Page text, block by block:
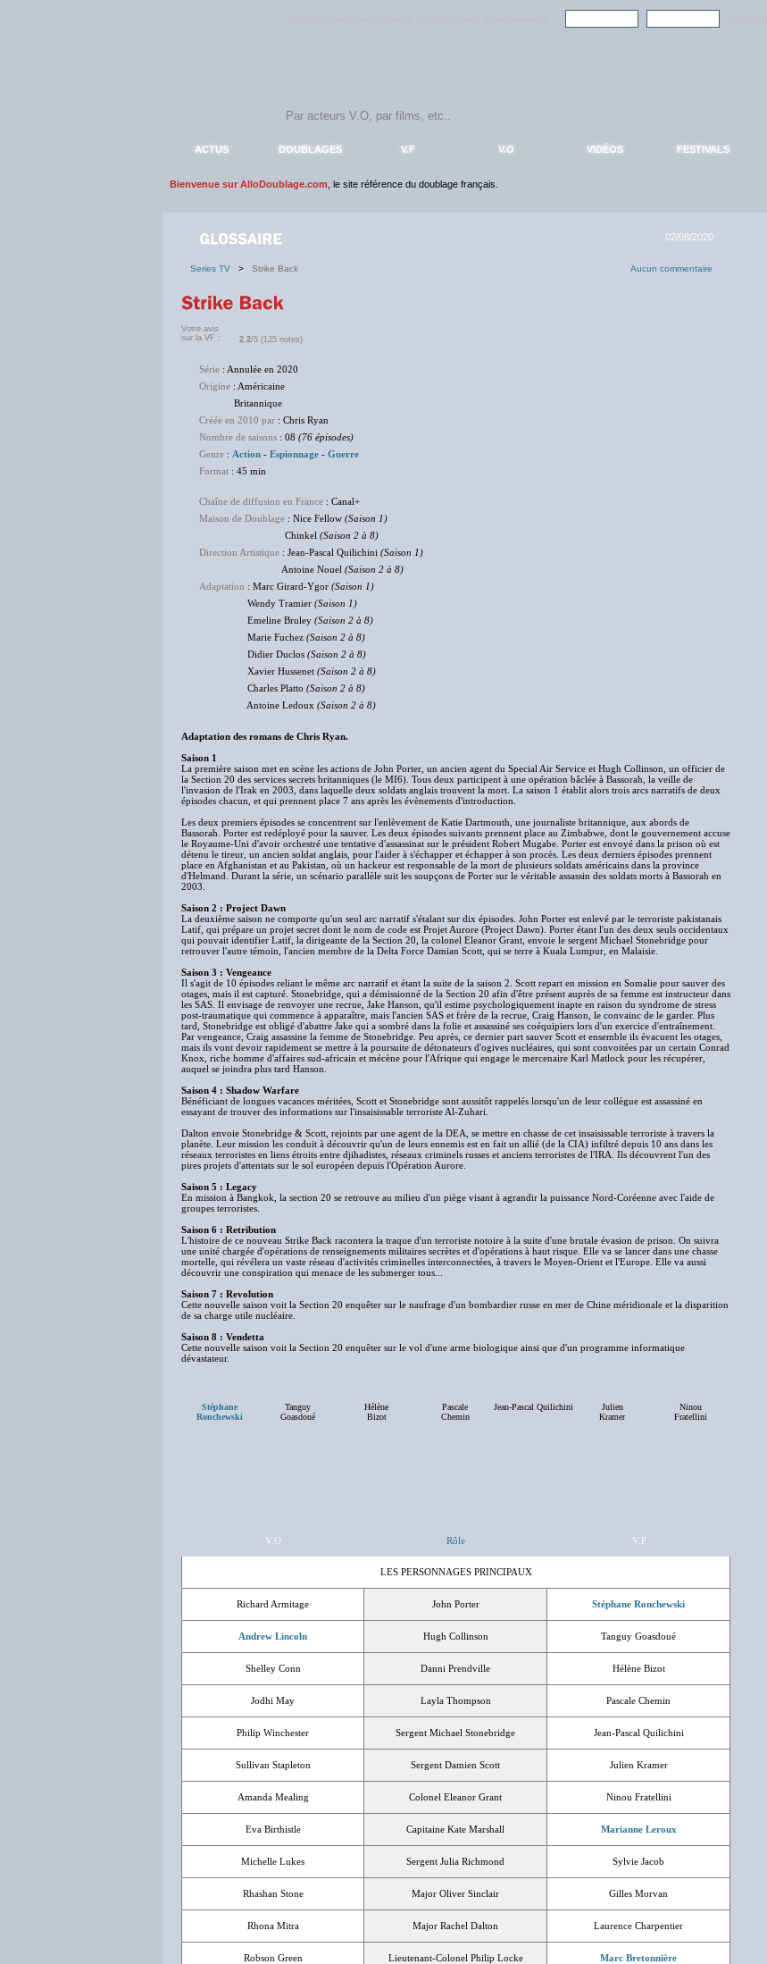
ACTUS DOUBLAGES V.F V.O VIDÉOS FESTIVALS
Bienvenue sur AlloDoublage.com , le site référence du doublage français.
02/08/2020
Series TV > Strike Back Aucun commentaire
Votre avis
sur la VF :
2.2/5 (125 notes)
Série : Annulée en 2020
Origine : Américaine
Britannique
Créée en 2010 par : Chris Ryan
Nombre de saisons : 08 (76 épisodes)
Genre : Action - Espionnage - Guerre
Format : 45 min
Chaîne de diffusion en France : Canal+
Maison de Doublage : Nice Fellow (Saison 1)
Chinkel (Saison 2 à 8)
Direction Artistique : Jean-Pascal Quilichini (Saison 1)
Antoine Nouel (Saison 2 à 8)
Adaptation : Marc Girard-Ygor (Saison 1)
Wendy Tramier (Saison 1)
Emeline Bruley (Saison 2 à 8)
Marie Fuchez (Saison 2 à 8)
Didier Duclos (Saison 2 à 8)
Xavier Hussenet (Saison 2 à 8)
Charles Platto (Saison 2 à 8)
Antoine Ledoux (Saison 2 à 8)
Adaptation des romans de Chris Ryan.
Saison 1
La première saison met en scène les actions de John Porter, un ancien agent du Special Air Service et Hugh Collinson, un officier de
la Section 20 des services secrets britanniques (le MI6). Tous deux participent à une opération bâclée à Bassorah, la veille de
l'invasion de l'Irak en 2003, dans laquelle deux soldats anglais trouvent la mort. La saison 1 établit alors trois arcs narratifs de deux
épisodes chacun, et qui prennent place 7 ans après les évènements d'introduction.
Les deux premiers épisodes se concentrent sur l'enlèvement de Katie Dartmouth, une journaliste britannique, aux abords de
Bassorah. Porter est redéployé pour la sauver. Les deux épisodes suivants prennent place au Zimbabwe, dont le gouvernement accuse
le Royaume-Uni d'avoir orchestré une tentative d'assassinat sur le président Robert Mugabe. Porter est envoyé dans la prison où est
détenu le tireur, un ancien soldat anglais, pour l'aider à s'échapper et échapper à son procès. Les deux derniers épisodes prennent
place en Afghanistan et au Pakistan, où un hackeur est responsable de la mort de plusieurs soldats américains dans la province
d'Helmand. Durant la série, un scénario parallèle suit les soupçons de Porter sur le véritable assassin des soldats morts à Bassorah en
2003.
Saison 2 : Project Dawn
La deuxième saison ne comporte qu'un seul arc narratif s'étalant sur dix épisodes. John Porter est enlevé par le terroriste pakistanais
Latif, qui prépare un projet secret dont le nom de code est Projet Aurore (Project Dawn). Porter étant l'un des deux seuls occidentaux
qui pouvait identifier Latif, la dirigeante de la Section 20, la colonel Eleanor Grant, envoie le sergent Michael Stonebridge pour
retrouver l'autre témoin, l'ancien membre de la Delta Force Damian Scott, qui se terre à Kuala Lumpur, en Malaisie.
Saison 3 : Vengeance
Il s'agit de 10 épisodes reliant le même arc narratif et étant la suite de la saison 2. Scott repart en mission en Somalie pour sauver des
otages, mais il est capturé. Stonebridge, qui a démissionné de la Section 20 afin d'être présent auprès de sa femme est instructeur dans
les SAS. Il envisage de renvoyer une recrue, Jake Hanson, qu'il estime psychologiquement inapte en raison du syndrome de stress
post-traumatique qui commence à apparaître, mais l'ancien SAS et frère de la recrue, Craig Hanson, le convainc de le garder. Plus
tard, Stonebridge est obligé d'abattre Jake qui a sombré dans la folie et assassiné ses coéquipiers lors d'un exercice d'entraînement.
Par vengeance, Craig assassine la femme de Stonebridge. Peu après, ce dernier part sauver Scott et ensemble ils évacuent les otages,
mais ils vont devoir rapidement se mettre à la poursuite de détonateurs d'ogives nucléaires, qui sont convoitées par un certain Conrad
Knox, riche homme d'affaires sud-africain et mécène pour l'Afrique qui engage le mercenaire Karl Matlock pour les récupérer,
auquel se joindra plus tard Hanson.
Saison 4 : Shadow Warfare
Bénéficiant de longues vacances méritées, Scott et Stonebridge sont aussitôt rappelés lorsqu'un de leur collègue est assassiné en
essayant de trouver des informations sur l'insaisissable terroriste Al-Zuhari.
Dalton envoie Stonebridge & Scott, rejoints par une agent de la DEA, se mettre en chasse de cet insaisissable terroriste à travers la
planète. Leur mission les conduit à découvrir qu'un de leurs ennemis est en fait un allié (de la CIA) infiltré depuis 10 ans dans les
réseaux terroristes en liens étroits entre djihadistes, réseaux criminels russes et anciens terroristes de l'IRA. Ils découvrent l'un des
pires projets d'attentats sur le sol européen depuis l'Opération Aurore.
Saison 5 : Legacy
En mission à Bangkok, la section 20 se retrouve au milieu d'un piège visant à agrandir la puissance Nord-Coréenne avec l'aide de
groupes terroristes.
Saison 6 : Retribution
L'histoire de ce nouveau Strike Back racontera la traque d'un terroriste notoire à la suite d'une brutale évasion de prison. On suivra
une unité chargée d'opérations de renseignements militaires secrètes et d'opérations à haut risque. Elle va se lancer dans une chasse
mortelle, qui révélera un vaste réseau d'activités criminelles interconnectées, à travers le Moyen-Orient et l'Europe. Elle va aussi
découvrir une conspiration qui menace de les submerger tous...
Saison 7 : Revolution
Cette nouvelle saison voit la Section 20 enquêter sur le naufrage d'un bombardier russe en mer de Chine méridionale et la disparition
de sa charge utile nucléaire.
Saison 8 : Vendetta
Cette nouvelle saison voit la Section 20 enquêter sur le vol d'une arme biologique ainsi que d'un programme informatique
dévastateur.
Stéphane
Ronchewski
Tanguy
Goasdoué
Hélène
Bizot
Pascale
Chemin
Jean-Pascal Quilichini
Julien
Kramer
Ninou
Fratellini
V.O Rôle V.F
LES PERSONNAGES PRINCIPAUX
Richard Armitage John Porter Stéphane Ronchewski
Andrew Lincoln Hugh Collinson Tanguy Goasdoué
Shelley Conn Danni Prendville Hélène Bizot
Jodhi May Layla Thompson Pascale Chemin
Philip Winchester Sergent Michael Stonebridge Jean-Pascal Quilichini
Sullivan Stapleton Sergent Damien Scott Julien Kramer
Amanda Mealing Colonel Eleanor Grant Ninou Fratellini
Eva Birthistle Capitaine Kate Marshall Marianne Leroux
Michelle Lukes Sergent Julia Richmond Sylvie Jacob
Rhashan Stone Major Oliver Sinclair Gilles Morvan
Rhona Mitra Major Rachel Dalton Laurence Charpentier
Robson Green Lieutenant-Colonel Philip Locke Marc Bretonnière